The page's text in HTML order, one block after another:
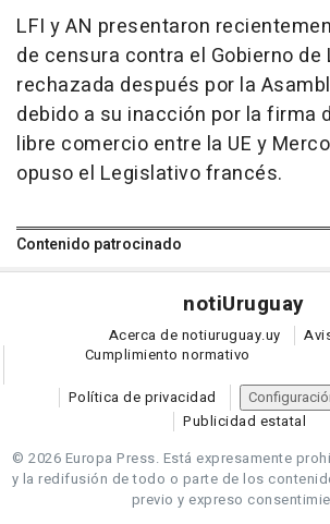
LFI y AN presentaron
de censura contra el Gobierno de
rechazada después por la
debido a su inacción por la firma
libre comercio entre la UE y
opuso el Legislativo francés.
Contenido patrocinado
notiUruguay
Acerca de notiuruguay.uy
Cumplimiento normativo
Política de privacidad
Publicidad estatal
© 2026 Europa Press. Está expresamente
y la redifusión de todo o parte de los
previo y expreso